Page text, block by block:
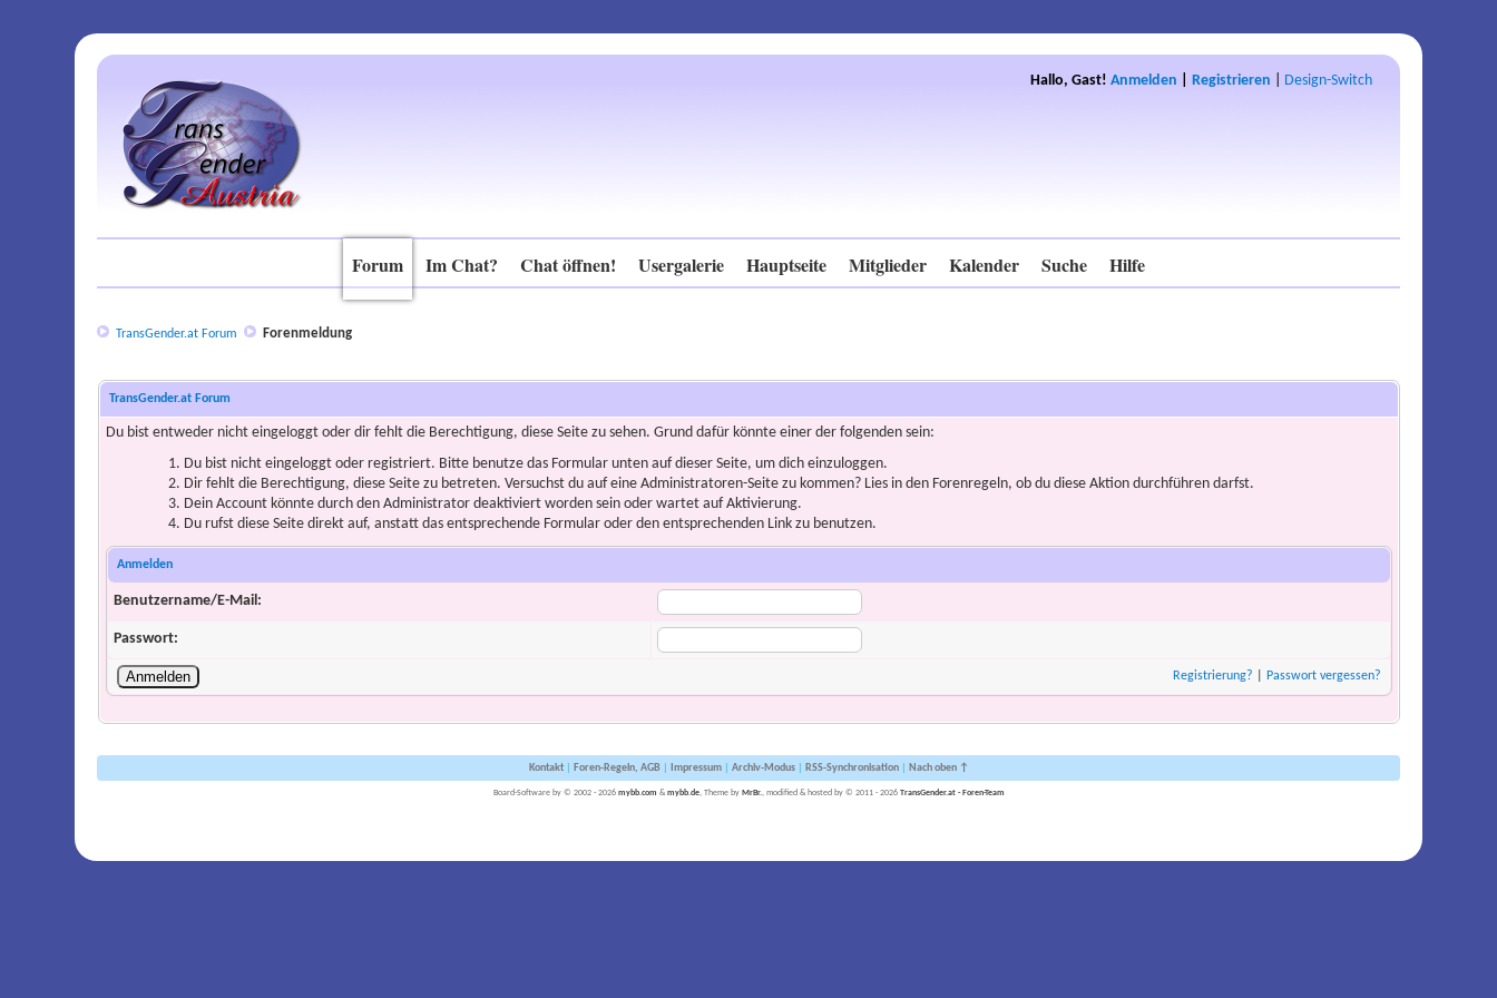
Hallo, Gast! Anmelden Registrieren Design-Switch
Forum Im Chat? Chat öffnen! Usergalerie Hauptseite Mitglieder Kalender Suche Hilfe
TransGender.at Forum Forenmeldung
TransGender.at Forum
Du bist entweder nicht eingeloggt oder dir fehlt die Berechtigung, diese Seite zu sehen. Grund dafür könnte einer der folgenden sein:
Du bist nicht eingeloggt oder registriert. Bitte benutze das Formular unten auf dieser Seite, um dich einzuloggen.
Dir fehlt die Berechtigung, diese Seite zu betreten. Versuchst du auf eine Administratoren-Seite zu kommen? Lies in den Forenregeln, ob du diese Aktion durchführen darfst.
Dein Account könnte durch den Administrator deaktiviert worden sein oder wartet auf Aktivierung.
Du rufst diese Seite direkt auf, anstatt das entsprechende Formular oder den entsprechenden Link zu benutzen.
Anmelden
Benutzername/E-Mail:
Passwort:
Registrierung? Passwort vergessen?
Kontakt| Foren-Regeln, AGB| Impressum| Archiv-Modus| RSS-Synchronisation| Nach oben ↑
Board-Software by © 2002 - 2026 mybb.com & mybb.de, Theme by MrBr., modified & hosted by © 2011 - 2026 TransGender.at - Foren-Team